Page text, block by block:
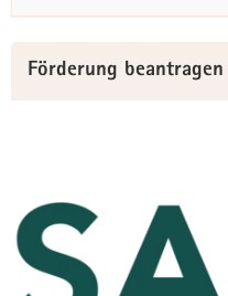
Information
Förderung beantragen